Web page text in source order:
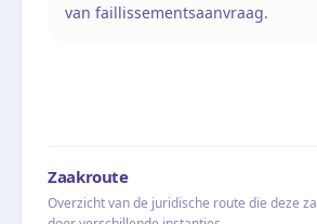
van faillissementsaanvraag.
Zaakroute
Overzicht van de juridische route die deze